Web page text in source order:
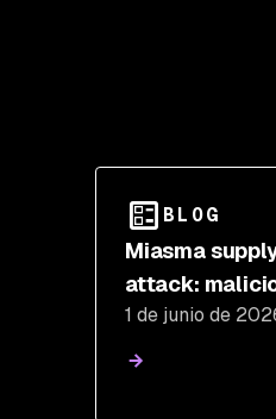
BLOG
Miasma
attack:
found in
services npm
1 de junio de